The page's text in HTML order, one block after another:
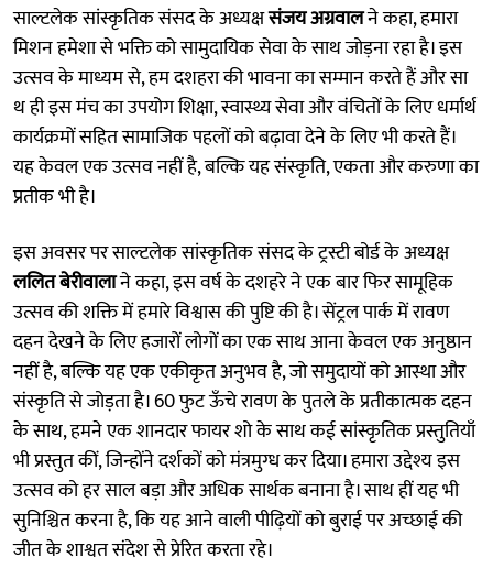
साल्टलेक सांस्कृतिक संसद के अध्यक्षसंजय अग्रवालने कहा, हमारा
मिशन हमेशा से भक्ति को सामुदायिक सेवा के साथ जोड़ना रहा है। इस
उत्सव के माध्यम से, हम दशहरा की भावना का सम्मान करते हैं और सा
थ ही इस मंच का उपयोग शिक्षा, स्वास्थ्य सेवा और वंचितों के लिए धर्मार्थ
कार्यक्रमों सहित सामाजिक पहलों को बढ़ावा देने के लिए भी करते हैं।
यह केवल एक उत्सव नहीं है, बल्कि यह संस्कृति, एकता और करुणा का
प्रतीक भी है।
इस अवसर पर साल्टलेक सांस्कृतिक संसद के ट्रस्टी बोर्ड के अध्यक्ष
ललित बेरीवालाने कहा, इस वर्ष के दशहरे ने एक बार फिर सामूहिक
उत्सव की शक्ति में हमारे विश्वास की पुष्टि की है। सेंट्रल पार्क में रावण
दहन देखने के लिए हजारों लोगों का एक साथ आना केवल एक अनुष्ठान
नहीं है, बल्कि यह एक एकीकृत अनुभव है, जो समुदायों को आस्था और
संस्कृति से जोड़ता है। 60 फुट ऊँचे रावण के पुतले के प्रतीकात्मक दहन
के साथ, हमने एक शानदार फायर शो के साथ कई सांस्कृतिक प्रस्तुतियाँ
भी प्रस्तुत कीं, जिन्होंने दर्शकों को मंत्रमुग्ध कर दिया। हमारा उद्देश्य इस
उत्सव को हर साल बड़ा और अधिक सार्थक बनाना है। साथ हीं यह भी
सुनिश्चित करना है, कि यह आने वाली पीढ़ियों को बुराई पर अच्छाई की
जीत के शाश्वत संदेश से प्रेरित करता रहे।